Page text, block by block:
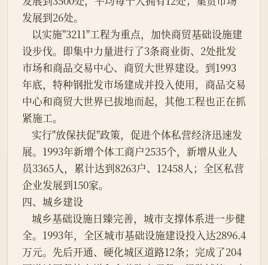
发展到26处。
设步伐。即集中力量进行了3条商业街、2处批发
市场和商品交易中心、商贸大世界建设。到1993
年底，特种钢批发市场建成并投入使用，商品交易
中心和商贸大世界已拔地而起，其他工程也正在抓
紧施工。
展。1993年新增个体工商户2535个，新增从业人
员3365人，累计达到8263户、12458人；全区私营
企业发展到150家。
四、城乡建设
全。1993年，全区城市基础设施建设投入达2896.4
万元。先后开通、硬化城区道路12条；完成了204